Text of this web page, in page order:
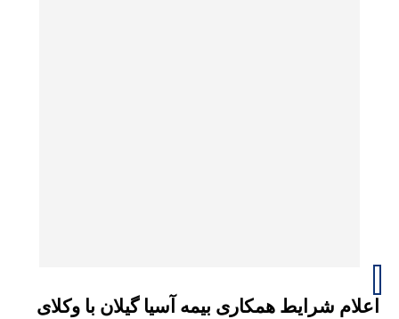
اعلام شرایط همکاری بیمه آسیا گیلان با وکلای